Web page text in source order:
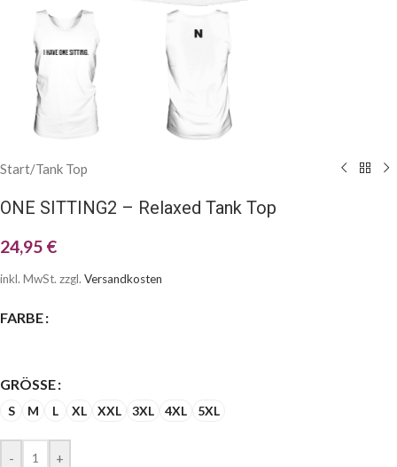
Start/Tank Top
ONE SITTING2 – Relaxed Tank Top
24,95 €
inkl. MwSt. zzgl. Versandkosten
FARBE
GRÖSSE
S M L XL XXL 3XL 4XL 5XL
- +